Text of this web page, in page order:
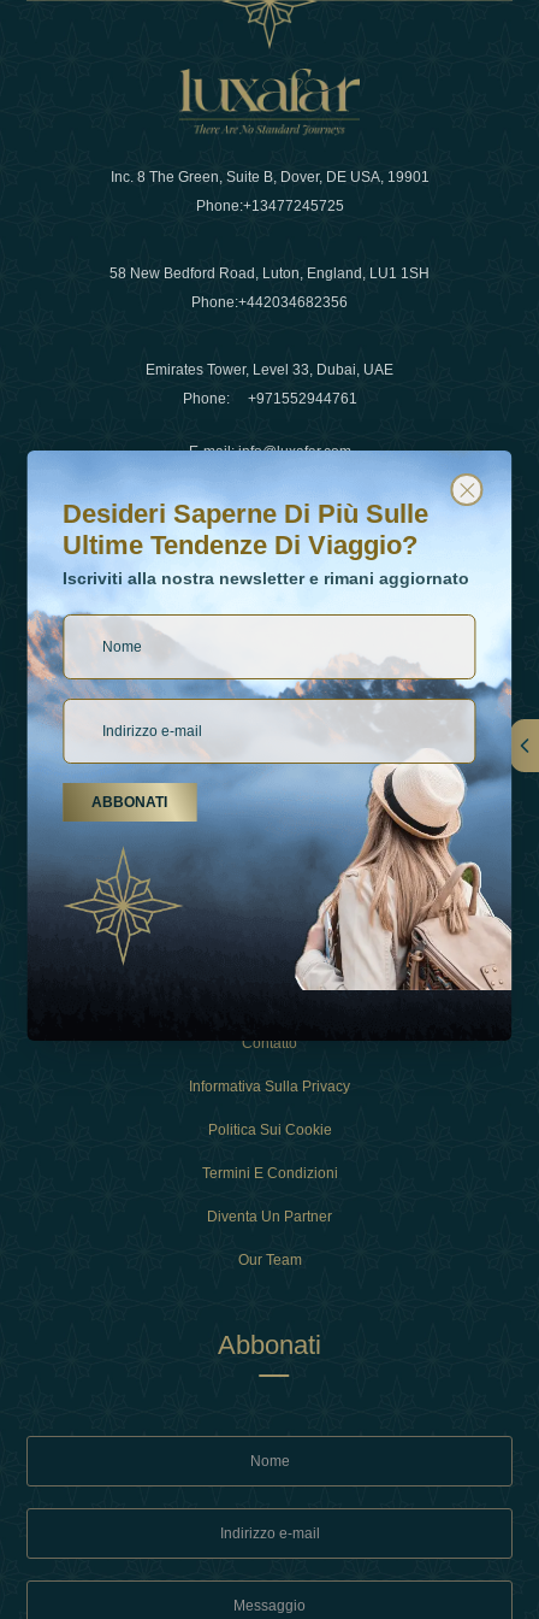
Inc. 8 The Green, Suite B, Dover, DE USA, 19901
Phone:+13477245725
58 New Bedford Road, Luton, England, LU1 1SH
Phone:+442034682356
Emirates Tower, Level 33, Dubai, UAE
Phone: +971552944761
E-mail:info@luxafar.com
WhatsApp No
+442034682356
Collegamenti
Esperienza
Contatto
Informativa Sulla Privacy
Politica Sui Cookie
Termini E Condizioni
Diventa Un Partner
Our Team
Abbonati
Desideri saperne di più sulle ultime tendenze di viaggio?
Iscriviti alla nostra newsletter e rimani aggiornato
Desideri Saperne Di Più Sulle
Ultime Tendenze Di Viaggio?
Iscriviti alla nostra newsletter e rimani aggiornato
ABBONATI